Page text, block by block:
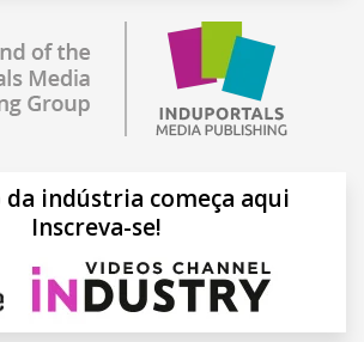
indústria começa aqui
Inscreva-se!